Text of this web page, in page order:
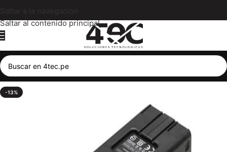
Saltar al contenido principal
-13%